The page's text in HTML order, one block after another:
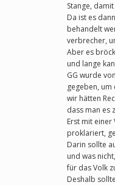
Stange,
Da ist es
behandelt
verbrecher,
Aber es
und lange
GG wurde
gegeben, um
wir hätten
dass man es
Erst mit einer
proklariert,
Darin sollte
und was
für das Volk
Deshalb